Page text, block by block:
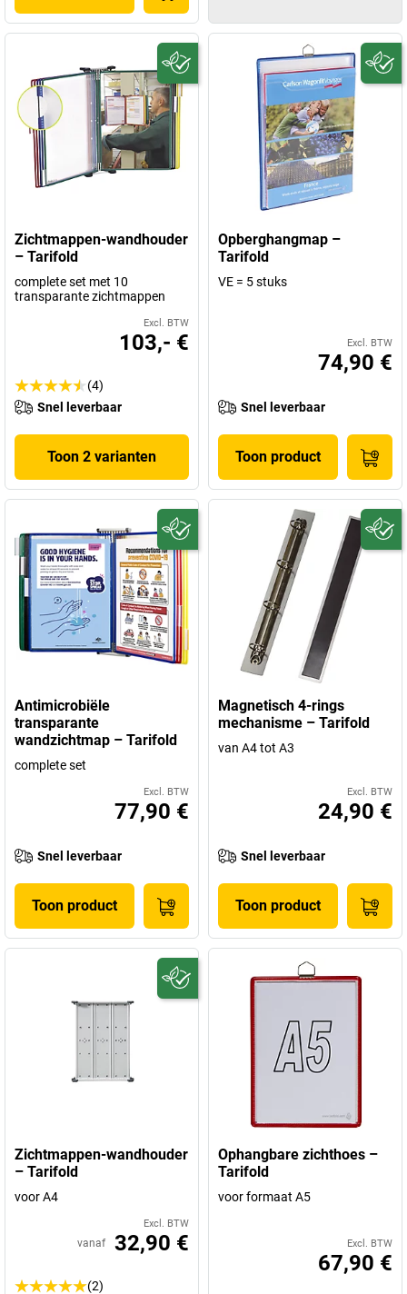
Zichtmappen-wandhouder
– Tarifold
complete set met 10
transparante zichtmappen
Excl. BTW
103,- €
(4)
Snel leverbaar
Toon 2 varianten
Opberghangmap –
Tarifold
VE = 5 stuks
Excl. BTW
74,90 €
Snel leverbaar
Toon product
Antimicrobiële
transparante
wandzichtmap – Tarifold
complete set
Excl. BTW
77,90 €
Snel leverbaar
Toon product
Magnetisch 4-rings
mechanisme – Tarifold
van A4 tot A3
Excl. BTW
24,90 €
Snel leverbaar
Toon product
Zichtmappen-wandhouder
– Tarifold
voor A4
Excl. BTW
vanaf 32,90 €
(2)
Ophangbare zichthoes –
Tarifold
voor formaat A5
Excl. BTW
67,90 €